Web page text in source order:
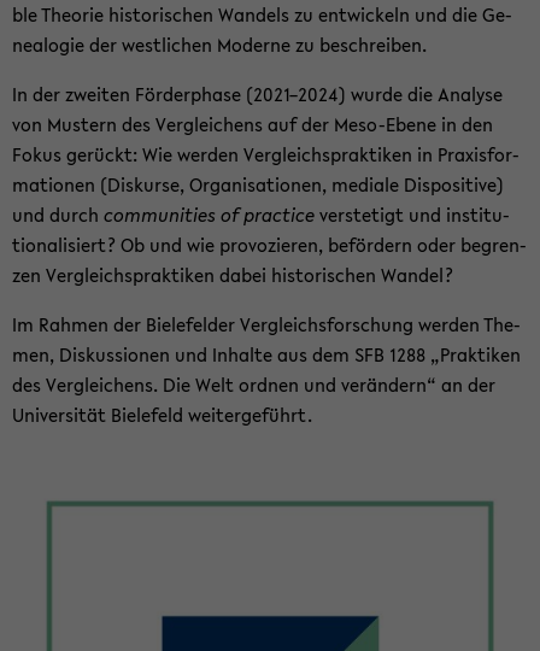
ble Theo­rie his­to­ri­schen Wan­dels zu ent­wi­ckeln und die Ge­
nea­lo­gie der west­li­chen Mo­der­ne zu be­schrei­ben.
In der zwei­ten För­der­pha­se (2021–2024) wurde die Ana­ly­se
von Mus­tern des Ver­glei­chens auf der Meso-​Ebene in den
Fokus ge­rückt: Wie wer­den Ver­gleichs­prak­ti­ken in Pra­xis­for­
ma­tio­nen (Dis­kur­se, Or­ga­ni­sa­tio­nen, me­dia­le Dis­po­si­ti­ve)
und durch com­mu­nities of prac­ti­cever­ste­tigt und in­sti­tu­
tio­na­li­siert? Ob und wie pro­vo­zie­ren, be­för­dern oder be­gren­
zen Ver­gleichs­prak­ti­ken dabei his­to­ri­schen Wan­del?
Im Rah­men der Bie­le­fel­der Ver­gleichs­for­schung wer­den The­
men, Dis­kus­sio­nen und In­hal­te aus dem SFB 1288 „Prak­ti­ken
des Ver­glei­chens. Die Welt ord­nen und ver­än­dern“ an der
Uni­ver­si­tät Bie­le­feld wei­ter­ge­führt.